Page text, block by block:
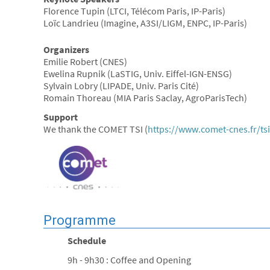
Florence Tupin (LTCI, Télécom Paris, IP-Paris)
Loïc Landrieu (Imagine, A3SI/LIGM, ENPC, IP-Paris)
Organizers
Emilie Robert (CNES)
Ewelina Rupnik (LaSTIG, Univ. Eiffel-IGN-ENSG)
Sylvain Lobry (LIPADE, Univ. Paris Cité)
Romain Thoreau (MIA Paris Saclay, AgroParisTech)
Support
We thank the COMET TSI (https://www.comet-cnes.fr/tsi
Programme
Schedule
9h - 9h30 : Coffee and Opening